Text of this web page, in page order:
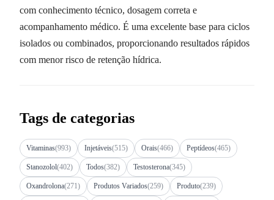
com conhecimento técnico, dosagem correta e
acompanhamento médico. É uma excelente base para ciclos
isolados ou combinados, proporcionando resultados rápidos
com menor risco de retenção hídrica.
Tags de categorias
Vitaminas(993) Injetáveis(515) Orais(466) Peptídeos(465)
Stanozolol(402) Todos(382) Testosterona(345)
Oxandrolona(271) Produtos Variados(259) Produto(239)